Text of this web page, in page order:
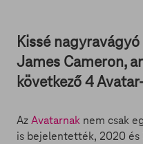
Kissé
James Cameron,
következő 4
AzAvatarnak nem csak
is bejelentették, 2020